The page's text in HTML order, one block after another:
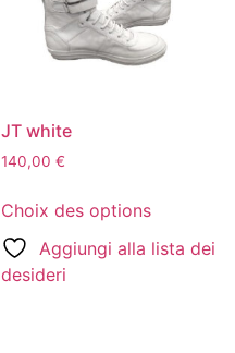
JT white
140,00 €
Choix des options
Aggiungi alla lista dei
desideri